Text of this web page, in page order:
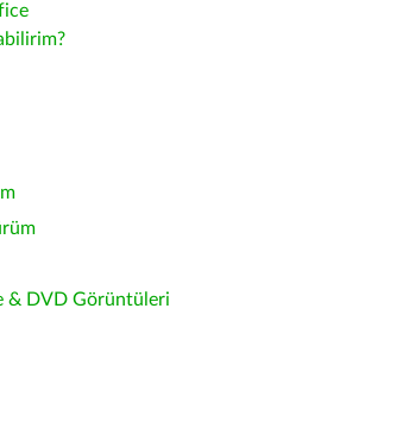
& DVD Görüntüleri